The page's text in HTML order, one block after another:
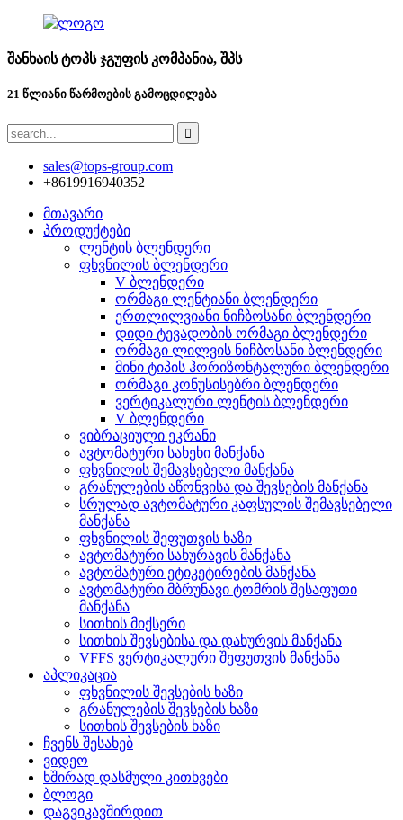
შანხაის ტოპს ჯგუფის კომპანია, შპს
21 წლიანი წარმოების გამოცდილება
sales@tops-group.com
+8619916940352
მთავარი
პროდუქტები
ლენტის ბლენდერი
ფხვნილის ბლენდერი
V ბლენდერი
ორმაგი ლენტიანი ბლენდერი
ერთლილვიანი ნიჩბოსანი ბლენდერი
დიდი ტევადობის ორმაგი ბლენდერი
ორმაგი ლილვის ნიჩბოსანი ბლენდერი
მინი ტიპის ჰორიზონტალური ბლენდერი
ორმაგი კონუსისებრი ბლენდერი
ვერტიკალური ლენტის ბლენდერი
V ბლენდერი
ვიბრაციული ეკრანი
ავტომატური სახეხი მანქანა
ფხვნილის შემავსებელი მანქანა
გრანულების აწონვისა და შევსების მანქანა
სრულად ავტომატური კაფსულის შემავსებელი
მანქანა
ფხვნილის შეფუთვის ხაზი
ავტომატური სახურავის მანქანა
ავტომატური ეტიკეტირების მანქანა
ავტომატური მბრუნავი ტომრის შესაფუთი
მანქანა
სითხის მიქსერი
სითხის შევსებისა და დახურვის მანქანა
VFFS ვერტიკალური შეფუთვის მანქანა
აპლიკაცია
ფხვნილის შევსების ხაზი
გრანულების შევსების ხაზი
სითხის შევსების ხაზი
ჩვენს შესახებ
ვიდეო
ხშირად დასმული კითხვები
ბლოგი
დაგვიკავშირდით